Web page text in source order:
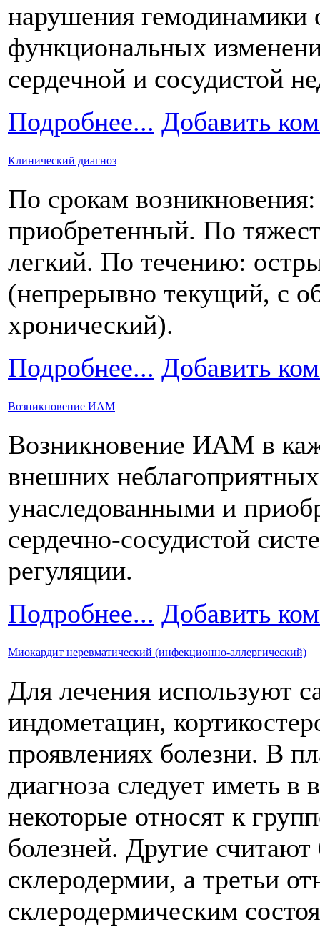
нарушения гемодинамики
функциональных
сердечной и сосудистой
Подробнее... Добавить
Клинический диагноз
По срокам
приобретенный. По
легкий. По течению:
(непрерывно текущий, с
хронический).
Подробнее... Добавить
Возникновение ИАМ
Возникновение ИАМ в
внешних
унаследованными и
сердечно-сосудистой
регуляции.
Подробнее... Добавить
Миокардит неревматический (инфекционно-аллергический)
Для лечения используют
индометацин,
проявлениях болезни. В
диагноза следует иметь
некоторые относят к
болезней. Другие
склеродермии, а третьи
склеродермическим